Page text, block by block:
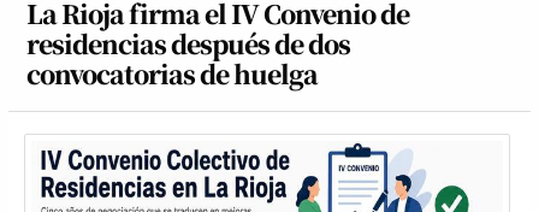
La Rioja firma el IV Convenio de
residencias después de dos
convocatorias de huelga